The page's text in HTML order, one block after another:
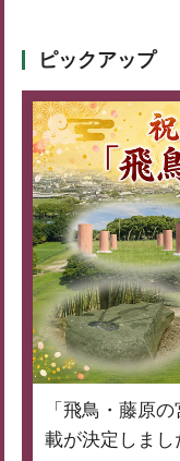
ピックアップ
「飛鳥・藤原
載が決定しまし